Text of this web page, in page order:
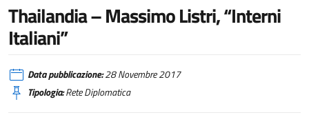
Thailandia – Massimo Listri, “Interni
Italiani”
Data pubblicazione:28 Novembre 2017
Tipologia:Rete Diplomatica